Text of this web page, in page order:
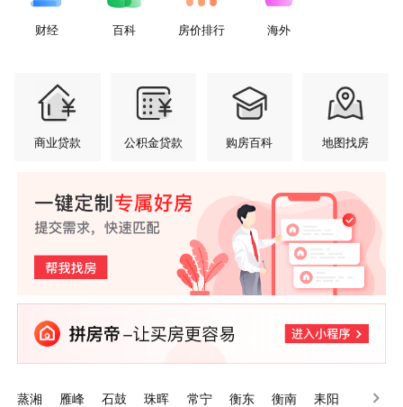
财经 百科 房价排行 海外
商业贷款 公积金贷款 购房百科 地图找房
蒸湘 雁峰 石鼓 珠晖 常宁 衡东 衡南
耒阳